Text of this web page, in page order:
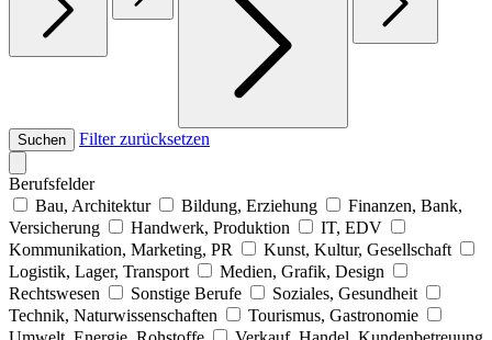
Suchen Filter zurücksetzen
Berufsfelder
Bau, Architektur
Bildung, Erziehung
Finanzen, Bank,
Versicherung
Handwerk, Produktion
IT, EDV
Kommunikation, Marketing, PR
Kunst, Kultur, Gesellschaft
Logistik, Lager, Transport
Medien, Grafik, Design
Rechtswesen
Sonstige Berufe
Soziales, Gesundheit
Technik, Naturwissenschaften
Tourismus, Gastronomie